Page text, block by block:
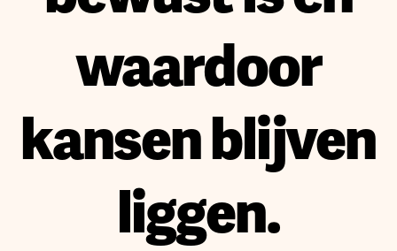
waardoor
kansen blijven
liggen.